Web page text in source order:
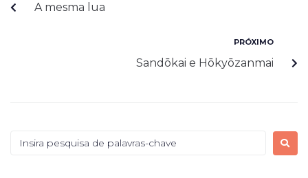
A mesma lua
PRÓXIMO
Sandōkai e Hōkyōzanmai